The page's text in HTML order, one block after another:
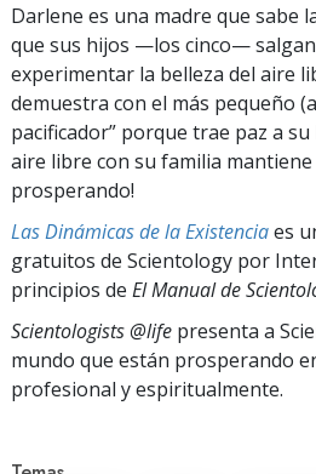
Darlene es una madre que sabe
que sus hijos —los cinco— salgan
experimentar la belleza del aire
demuestra con el más pequeño
pacificador” porque trae paz a
aire libre con su familia
prosperando!
Las Dinámicas de la Existenciaes
gratuitos de Scientology por
principios de El Manual de
Scientologists @life presenta a
mundo que están prosperando
profesional y espiritualmente.